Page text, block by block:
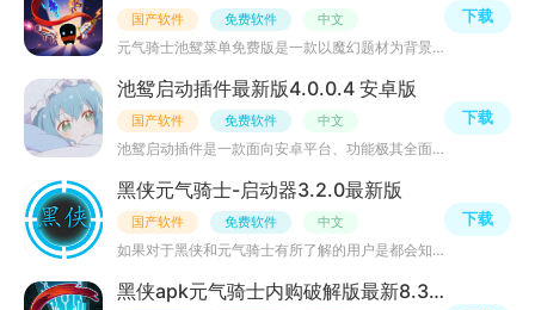
国产软件 免费软件 中文
元气骑士池鸳菜单免费版是一款以魔幻题材为背景的动作冒险游戏，游戏中玩家将扮演一位年轻的骑士，踏上探索
下载
池鸳启动插件最新版4.0.0.4 安卓版
国产软件 免费软件 中文
池鸳启动插件是一款面向安卓平台、功能极其全面的免费游戏辅助工具箱。它以“启动器”为入口，融入了资源下
下载
黑侠元气骑士-启动器3.2.0最新版
国产软件 免费软件 中文
如果对于黑侠和元气骑士有所了解的用户是都会知道黑侠破解版本元气骑士启动器的，这个版本是黑侠破解的版本
下载
黑侠apk元气骑士内购破解版最新8.3.0九游版本